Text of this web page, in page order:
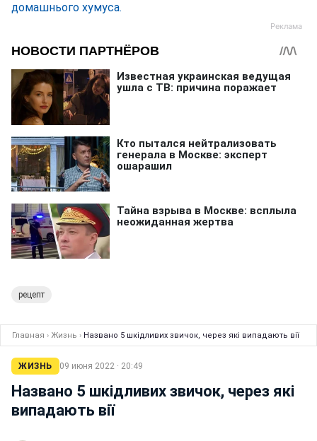
домашнього хумуса.
рецепт
Главная › Жизнь › Названо 5 шкідливих звичок, через які випадають вії
ЖИЗНЬ 09 июня 2022 · 20:49
Названо 5 шкідливих звичок, через які
випадають вії